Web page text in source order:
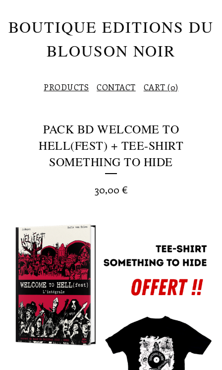
BOUTIQUE EDITIONS DU
BLOUSON NOIR
PRODUCTS CONTACT CART (0)
PACK BD WELCOME TO
HELL(FEST) + TEE-SHIRT
SOMETHING TO HIDE
30,00 €